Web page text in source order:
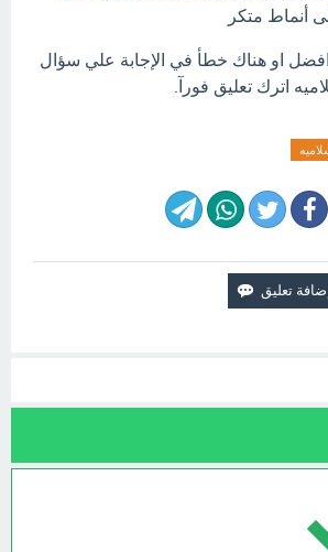
أنماط متكر
افضل او هناك خطأ في الإجابة علي سؤال
اترك تعليق فورآ.